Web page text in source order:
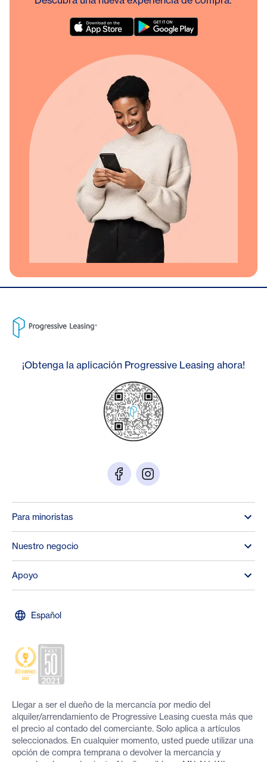
¡Obtenga la aplicación Progressive Leasing ahora!
Para minoristas
Nuestro negocio
Apoyo
Español
Llegar a ser el dueño de la mercancía por medio del
alquiler/arrendamiento de Progressive Leasing cuesta más que
el precio al contado del comerciante. Solo aplica a artículos
seleccionados. En cualquier momento, usted puede utilizar una
opción de compra temprana o devolver la mercancía y